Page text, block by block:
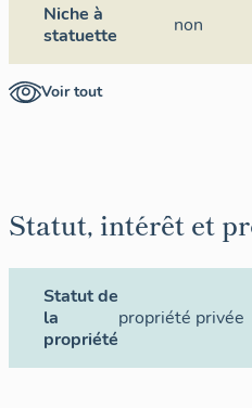
Niche à
statuette
non
Voir tout
Statut, intérêt et
Statut de
la
propriété
propriété privée